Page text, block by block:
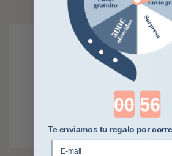
Te enviamos tu regalo por
E-mail